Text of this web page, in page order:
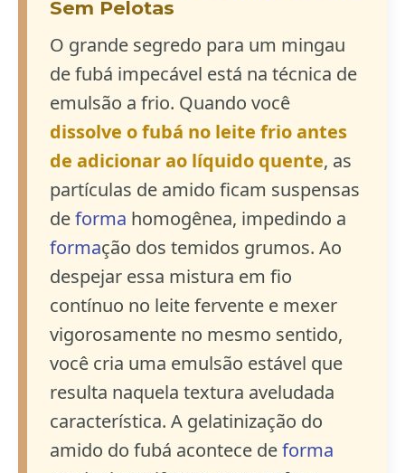
Sem Pelotas
O grande segredo para um mingau
de fubá impecável está na técnica de
emulsão a frio. Quando você
dissolve o fubá no leite frio antes
de adicionar ao líquido quente, as
partículas de amido ficam suspensas
deforma homogênea, impedindo a
formação dos temidos grumos. Ao
despejar essa mistura em fio
contínuo no leite fervente e mexer
vigorosamente no mesmo sentido,
você cria uma emulsão estável que
resulta naquela textura aveludada
característica. A gelatinização do
amido do fubá acontece deforma